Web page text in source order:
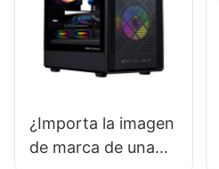
¿Importa la imagen
de marca de una